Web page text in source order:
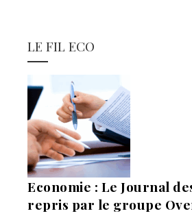
LE FIL ECO
Economie : Le Journal
repris par le groupe